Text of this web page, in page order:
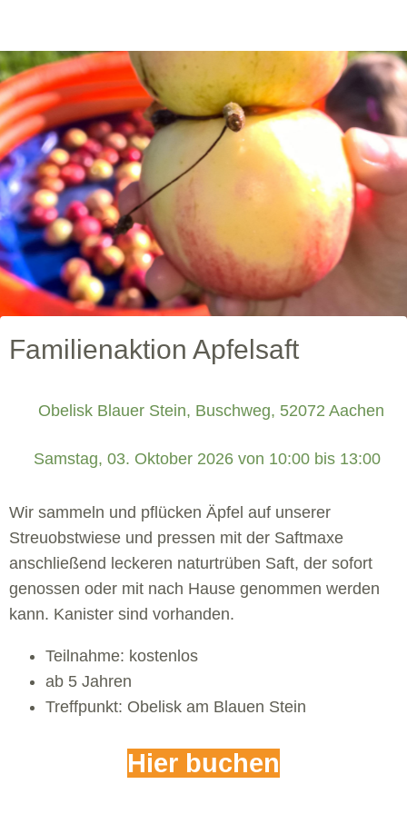
Familienaktion Apfelsaft
Obelisk Blauer Stein, Buschweg, 52072 Aachen
Samstag, 03. Oktober 2026 von 10:00 bis 13:00
Wir sammeln und pflücken Äpfel auf unserer
Streuobstwiese und pressen mit der Saftmaxe
anschließend leckeren naturtrüben Saft, der sofort
genossen oder mit nach Hause genommen werden
kann. Kanister sind vorhanden.
Teilnahme: kostenlos
ab 5 Jahren
Treffpunkt: Obelisk am Blauen Stein
Hier buchen